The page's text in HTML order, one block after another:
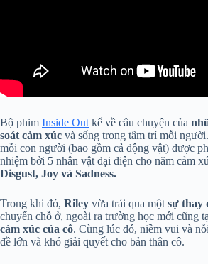
Bộ phim Inside Out kể về câu chuyện của
soát cảm xúc và sống trong tâm trí mỗi
mỗi con người (bao gồm cả động vật) được
nhiệm bởi 5 nhân vật đại diện cho năm cảm
Disgust, Joy và Sadness.
Trong khi đó, Riley vừa trải qua một sự thay
chuyển chỗ ở, ngoài ra trường học mới cũng
cảm xúc của cô. Cùng lúc đó, niềm vui và
đề lớn và khó giải quyết cho bản thân cô.